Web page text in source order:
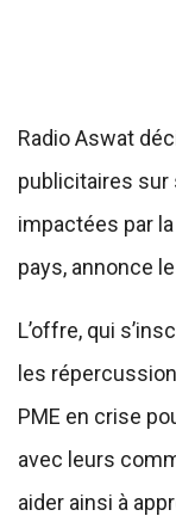
Radio Aswat
publicitaires sur
impactées par
pays, annonce
L’offre, qui
les
PME en crise
avec leurs
aider ainsi à